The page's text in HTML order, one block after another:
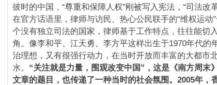
彼时的中国，“尊重和保障人权”刚被写入宪法，“司法改
在官方话语里，律师与访民、热心公民联手的“维权运动
个没有独立司法的国家，律师基于工作特点，往往能切
角。像李和平、江天勇、李方平这样出生于1970年代的
治理想，又有很强行动力，在当时开放而丰富的大都市
水。 “关注就是力量，围观改变中国” ，这是《南方周末
文章的题目，也传递了一种当时的社会氛围。2005年，